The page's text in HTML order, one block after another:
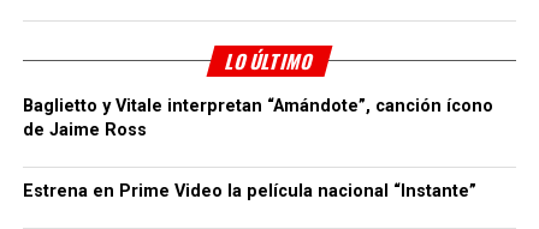
LO ÚLTIMO
Baglietto y Vitale interpretan “Amándote”, canción ícono
de Jaime Ross
Estrena en Prime Video la película nacional “Instante”